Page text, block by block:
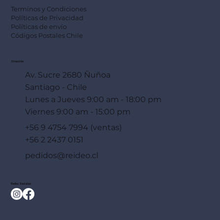
Terminos y Condiciones
Políticas de Privacidad
Políticas de envío
Códigos Postales Chile
Dirección
Av. Sucre 2680 Ñuñoa
Santiago - Chile
Lunes a Jueves 9:00 am - 18:00 pm
Viernes 9:00 am - 15:00 pm
+56 9 4754 7994 (ventas)
+56 2 2437 0151
pedidos@reideo.cl
Redes Sociales